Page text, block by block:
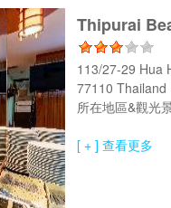
Thipurai
113/27-29 Hua
77110
所在地區&觀光
[ + ] 查看更多